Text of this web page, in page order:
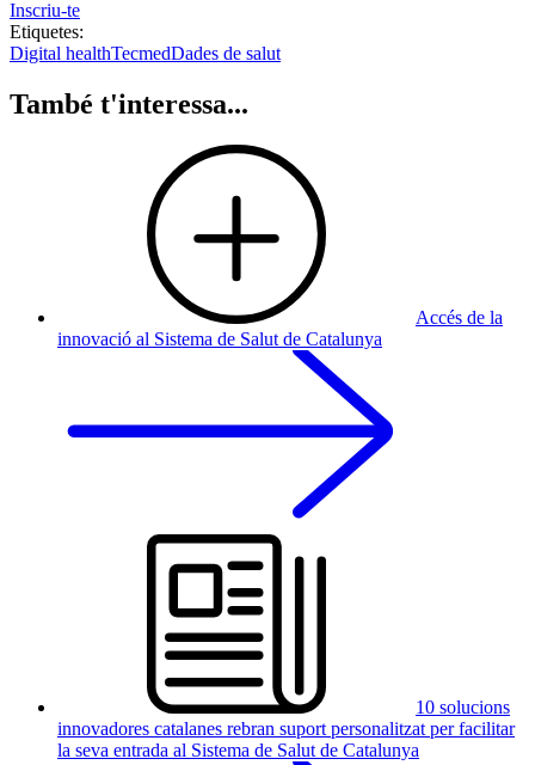
Inscriu-te
Etiquetes:
Digital healthTecmedDades de salut
També t'interessa...
Accés de la
innovació al Sistema de Salut de Catalunya
10 solucions
innovadores catalanes rebran suport personalitzat per facilitar
la seva entrada al Sistema de Salut de Catalunya